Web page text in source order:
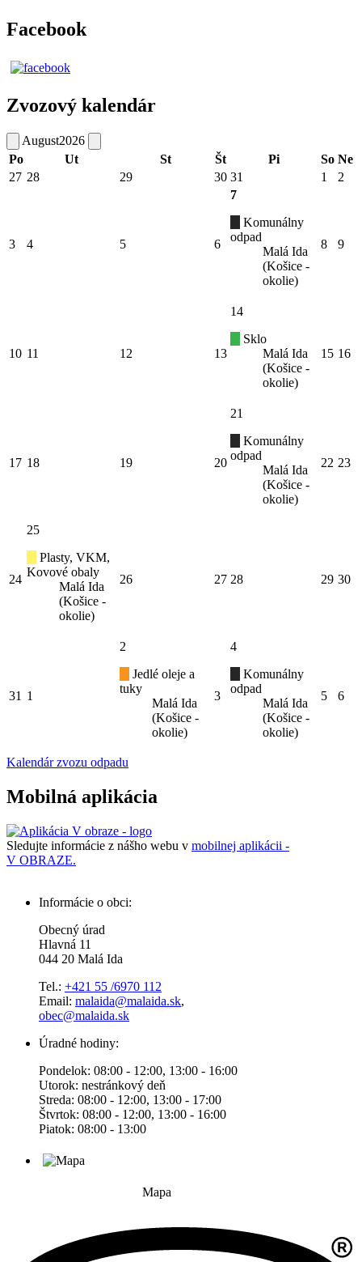
Facebook
Zvozový kalendár
August2026
Po
Ut St Št Pi So Ne
27 28 29 30 31 1 2
3 4 5 6
7
Komunálny
odpad
Malá Ida
(Košice -
okolie)
8 9
10 11 12 13
14
Sklo
Malá Ida
(Košice -
okolie)
15 16
17 18 19 20
21
Komunálny
odpad
Malá Ida
(Košice -
okolie)
22 23
24
25
Plasty, VKM,
Kovové obaly
Malá Ida
(Košice -
okolie)
26 27 28 29 30
31 1
2
Jedlé oleje a
tuky
Malá Ida
(Košice -
okolie)
3
4
Komunálny
odpad
Malá Ida
(Košice -
okolie)
5 6
Kalendár zvozu odpadu
Mobilná aplikácia
Sledujte informácie z nášho webu v mobilnej aplikácii -
V OBRAZE.
Informácie o obci:
Obecný úrad
Hlavná 11
044 20 Malá Ida
Tel.: +421 55 /6970 112
Email: malaida@malaida.sk,
obec@malaida.sk
Úradné hodiny:
Pondelok: 08:00 - 12:00, 13:00 - 16:00
Utorok: nestránkový deň
Streda: 08:00 - 12:00, 13:00 - 17:00
Štvrtok: 08:00 - 12:00, 13:00 - 16:00
Piatok: 08:00 - 13:00
Mapa